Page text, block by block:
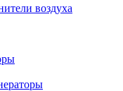
воздуха